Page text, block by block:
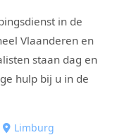
in de
Vlaanderen en
staan dag en
hulp bij u in de
Limburg